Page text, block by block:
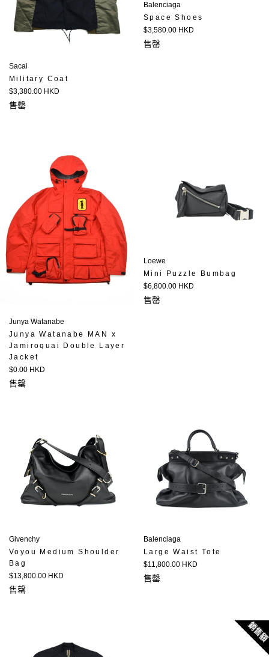
Sacai
Military Coat
定
價
$3,380.00 HKD
售罄
Balenciaga
Space Shoes
定
價
$3,580.00 HKD
售罄
Junya Watanabe
Junya Watanabe MAN x
Jamiroquai Double Layer
Jacket
定
價
$0.00 HKD
售罄
Loewe
Mini Puzzle Bumbag
定
價
$6,800.00 HKD
售罄
Givenchy
Voyou Medium Shoulder
Bag
定
價
$13,800.00 HKD
售罄
Balenciaga
Large Waist Tote
定
價
$11,800.00 HKD
售罄
銷售額